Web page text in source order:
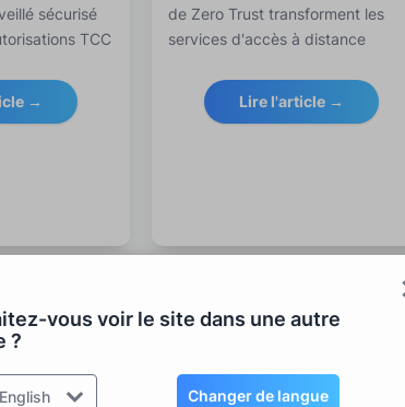
vous voir le site dans une autre
?
English Changer de langue
sécurisé
TCC
et
les équipes
→
de Zero Trust transforment les
services d'accès à distance
bureau à distance (RDS).
Apprenez les meilleures
Lire l'article →